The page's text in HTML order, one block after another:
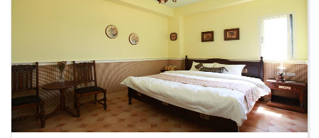
意
度
訂